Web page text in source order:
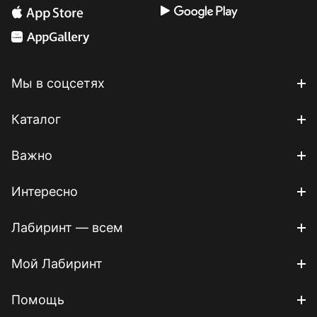
Мы в соцсетях
Каталог
Важно
Интересно
Лабиринт — всем
Мой Лабиринт
Помощь